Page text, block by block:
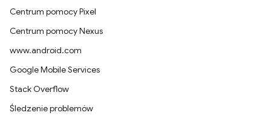
Centrum pomocy Pixel
Centrum pomocy Nexus
www.android.com
Google Mobile Services
Stack Overflow
Śledzenie problemów